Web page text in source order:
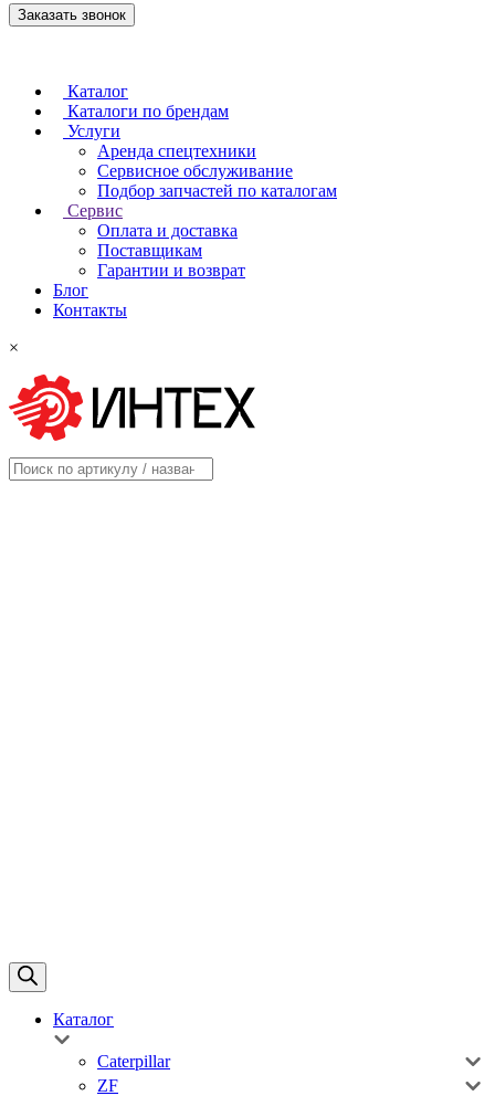
Заказать звонок
Каталог
Каталоги по брендам
Услуги
Аренда спецтехники
Сервисное обслуживание
Подбор запчастей по каталогам
Сервис
Оплата и доставка
Поставщикам
Гарантии и возврат
Блог
Контакты
×
Каталог
Caterpillar
ZF